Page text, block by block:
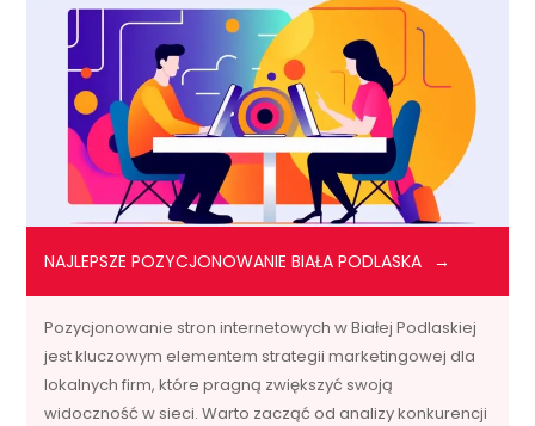
NAJLEPSZE POZYCJONOWANIE BIAŁA PODLASKA
Pozycjonowanie stron internetowych w Białej Podlaskiej
jest kluczowym elementem strategii marketingowej dla
lokalnych firm, które pragną zwiększyć swoją
widoczność w sieci. Warto zacząć od analizy konkurencji